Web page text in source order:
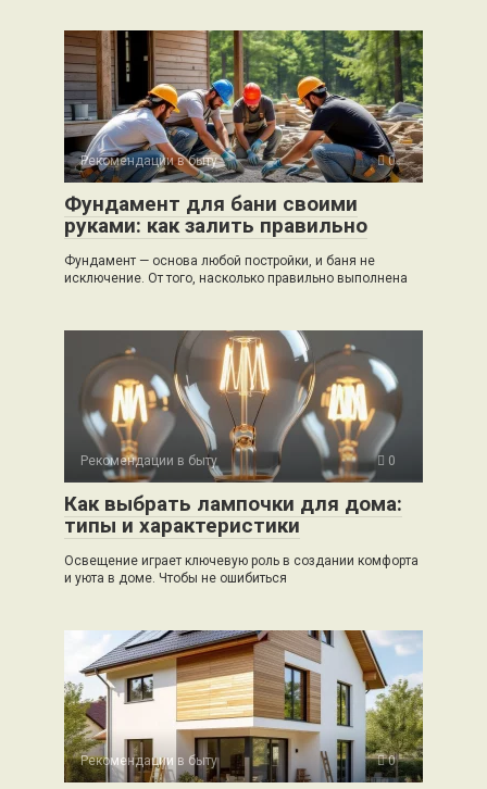
Рекомендации в быту 0
Фундамент для бани своими
руками: как залить правильно
Фундамент — основа любой постройки, и баня не
исключение. От того, насколько правильно выполнена
Рекомендации в быту 0
Как выбрать лампочки для дома:
типы и характеристики
Освещение играет ключевую роль в создании комфорта
и уюта в доме. Чтобы не ошибиться
Рекомендации в быту 0